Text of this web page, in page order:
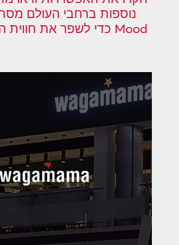
נוספות ברחבי העולם
Mood כדי לשפר את חווית האוכל שלהן.